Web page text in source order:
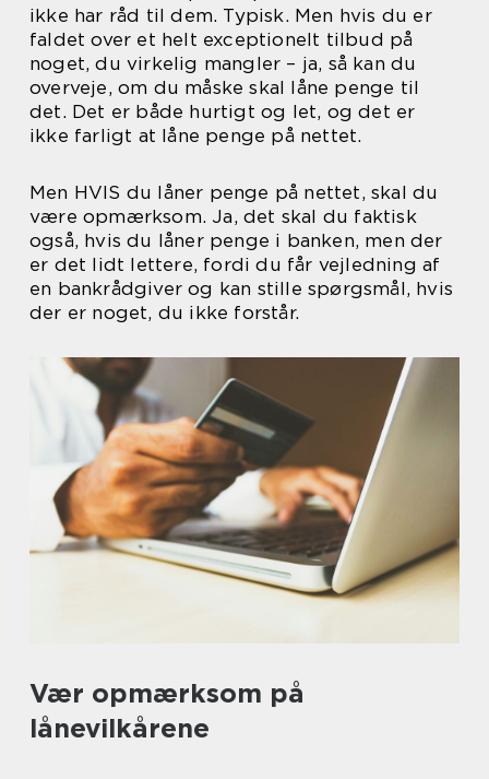
ikke har råd til dem. Typisk. Men hvis du er
faldet over et helt exceptionelt tilbud på
noget, du virkelig mangler – ja, så kan du
overveje, om du måske skal låne penge til
det. Det er både hurtigt og let, og det er
ikke farligt at låne penge på nettet.
Men HVIS du låner penge på nettet, skal du
være opmærksom. Ja, det skal du faktisk
også, hvis du låner penge i banken, men der
er det lidt lettere, fordi du får vejledning af
en bankrådgiver og kan stille spørgsmål, hvis
der er noget, du ikke forstår.
Vær opmærksom på
lånevilkårene